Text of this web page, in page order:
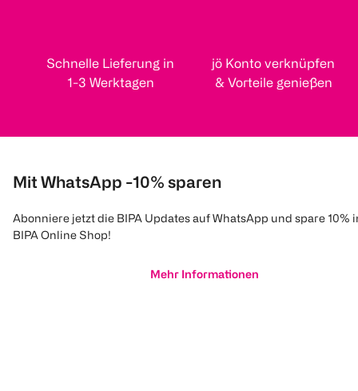
Schnelle Lieferung in
1-3 Werktagen
jö Konto verknüpfen
& Vorteile genießen
Mit WhatsApp -10% sparen
Abonniere jetzt die BIPA Updates auf WhatsApp und spare 10%
BIPA Online Shop!
Mehr Informationen